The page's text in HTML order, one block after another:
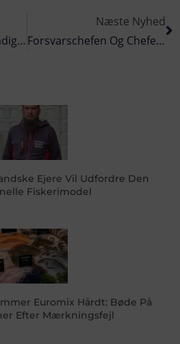
Svenskerne Spiser Stadigt For Lidt Fisk
Næste Nyhed
Forsvarschefen Og Chefen For SOK Overværede Minerydning Til Søs
Ejere Vil Udfordre Den
Fiskerimodel
Euromix Hårdt: Bøde På
Efter Mærkningsfejl